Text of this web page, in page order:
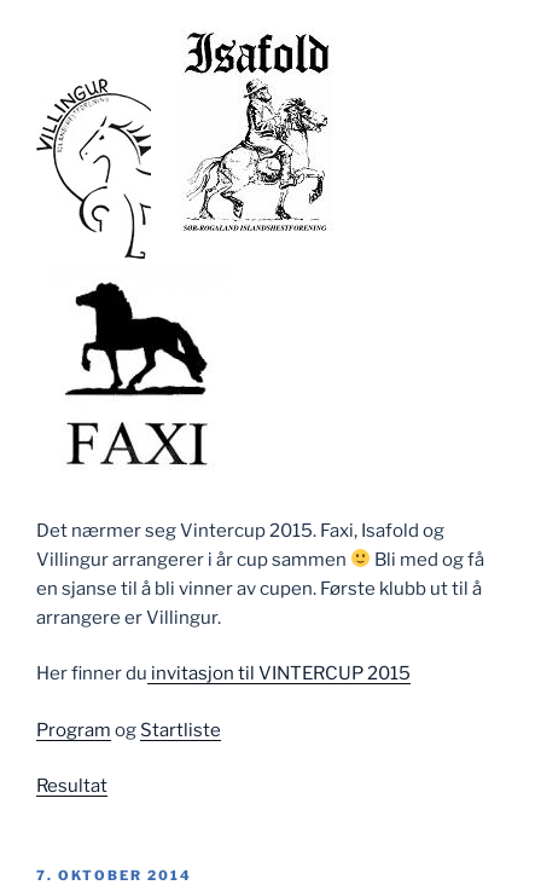
Det nærmer seg Vintercup 2015. Faxi, Isafold og
Villingur arrangerer i år cup sammen
Bli med og få
en sjanse til å bli vinner av cupen. Første klubb ut til å
arrangere er Villingur.
Her finner du invitasjon til VINTERCUP 2015
Program og Startliste
Resultat
PUBLISERT
7. OKTOBER 2014